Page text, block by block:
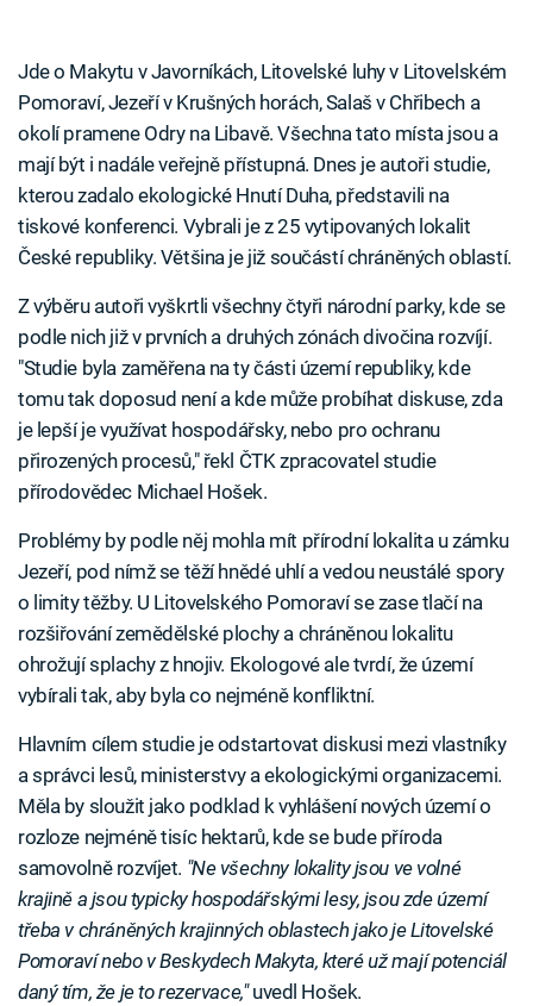
Jde o Makytu v Javorníkách, Litovelské luhy v Litovelském
Pomoraví, Jezeří v Krušných horách, Salaš v Chřibech a
okolí pramene Odry na Libavě. Všechna tato místa jsou a
mají být i nadále veřejně přístupná. Dnes je autoři studie,
kterou zadalo ekologické Hnutí Duha, představili na
tiskové konferenci. Vybrali je z 25 vytipovaných lokalit
České republiky. Většina je již součástí chráněných oblastí.
Z výběru autoři vyškrtli všechny čtyři národní parky, kde se
podle nich již v prvních a druhých zónách divočina rozvíjí.
"Studie byla zaměřena na ty části území republiky, kde
tomu tak doposud není a kde může probíhat diskuse, zda
je lepší je využívat hospodářsky, nebo pro ochranu
přirozených procesů," řekl ČTK zpracovatel studie
přírodovědec Michael Hošek.
Problémy by podle něj mohla mít přírodní lokalita u zámku
Jezeří, pod nímž se těží hnědé uhlí a vedou neustálé spory
o limity těžby. U Litovelského Pomoraví se zase tlačí na
rozšiřování zemědělské plochy a chráněnou lokalitu
ohrožují splachy z hnojiv. Ekologové ale tvrdí, že území
vybírali tak, aby byla co nejméně konfliktní.
Hlavním cílem studie je odstartovat diskusi mezi vlastníky
a správci lesů, ministerstvy a ekologickými organizacemi.
Měla by sloužit jako podklad k vyhlášení nových území o
rozloze nejméně tisíc hektarů, kde se bude příroda
samovolně rozvíjet. "Ne všechny lokality jsou ve volné
krajině a jsou typicky hospodářskými lesy, jsou zde území
třeba v chráněných krajinných oblastech jako je Litovelské
Pomoraví nebo v Beskydech Makyta, které už mají potenciál
daný tím, že je to rezervace,"uvedl Hošek.